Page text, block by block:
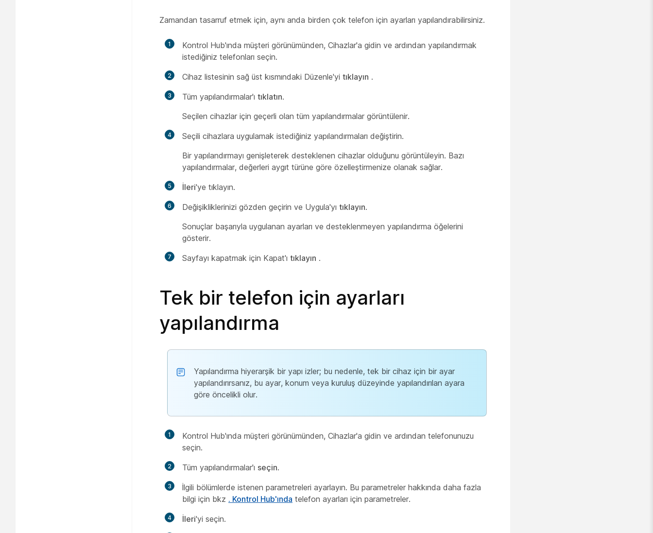
Zamandan tasarruf etmek için, aynı anda birden çok telefon için ayarları yapılandırabilirsiniz.
1 Kontrol Hub'ında müşteri görünümünden, Cihazlar'a gidin ve ardından yapılandırmak
istediğiniz telefonları seçin.
2 Cihaz listesinin sağ üst kısmındaki Düzenle'yi tıklayın .
3 Tüm yapılandırmalar'ı tıklatın.
Seçilen cihazlar için geçerli olan tüm yapılandırmalar görüntülenir.
4
Seçili cihazlara uygulamak istediğiniz yapılandırmaları değiştirin.
Bir yapılandırmayı genişleterek desteklenen cihazlar olduğunu görüntüleyin. Bazı
yapılandırmalar, değerleri aygıt türüne göre özelleştirmenize olanak sağlar.
5 İleri'ye tıklayın.
6 Değişikliklerinizi gözden geçirin ve Uygula'yı tıklayın.
Sonuçlar başarıyla uygulanan ayarları ve desteklenmeyen yapılandırma öğelerini
gösterir.
7 Sayfayı kapatmak için Kapat'ı tıklayın .
Tek bir telefon için ayarları
yapılandırma
Yapılandırma hiyerarşik bir yapı izler; bu nedenle, tek bir cihaz için bir ayar
yapılandırırsanız, bu ayar, konum veya kuruluş düzeyinde yapılandırılan ayara
göre öncelikli olur.
1 Kontrol Hub'ında müşteri görünümünden, Cihazlar'a gidin ve ardından telefonunuzu
seçin.
2 Tüm yapılandırmalar'ı seçin.
3
İlgili bölümlerde istenen parametreleri ayarlayın. Bu parametreler hakkında daha fazla
bilgi için bkz . Kontrol Hub'ında telefon ayarları için parametreler.
4 İleri'yi seçin.